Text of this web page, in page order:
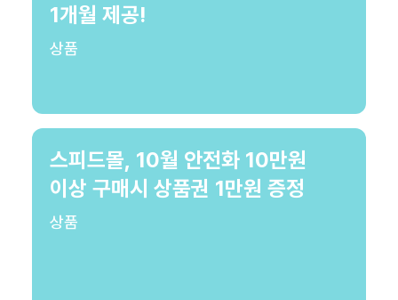
1개월 제공!
상품
스피드몰, 10월 안전화 10만원
이상 구매시 상품권 1만원 증정
상품